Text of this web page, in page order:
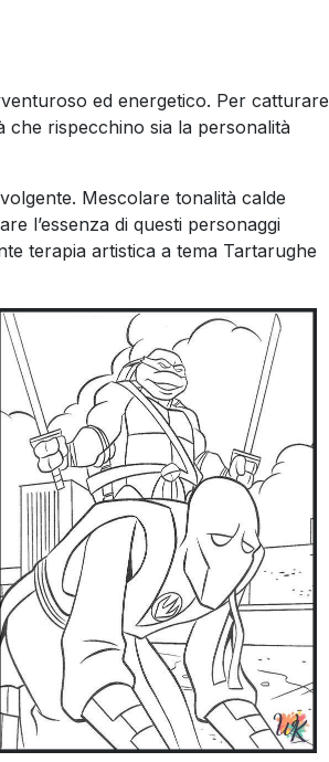
ed energetico. Per catturare
che rispecchino sia la personalità
Mescolare tonalità calde
l’essenza di questi personaggi
terapia artistica a tema Tartarughe